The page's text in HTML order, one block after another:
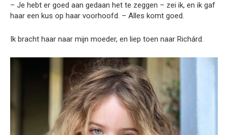
– Je hebt er goed aan gedaan het te zeggen – zei ik, en ik gaf
haar een kus op haar voorhoofd. – Alles komt goed.
Ik bracht haar naar mijn moeder, en liep toen naar Richárd.